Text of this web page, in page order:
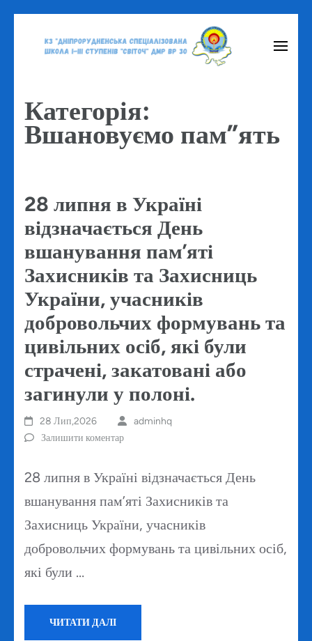
Enter)
Категорія:
Вшановуємо пам”ять
28 липня в Україні
відзначається День
вшанування пам’яті
Захисників та Захисниць
України, учасників
добровольчих формувань та
цивільних осіб, які були
страчені, закатовані або
загинули у полоні.
28 Лип,2026
adminhq
Залишити коментар
28 липня в Україні відзначається День
вшанування пам’яті Захисників та
Захисниць України, учасників
добровольчих формувань та цивільних осіб,
які були …
ЧИТАТИ ДАЛІ